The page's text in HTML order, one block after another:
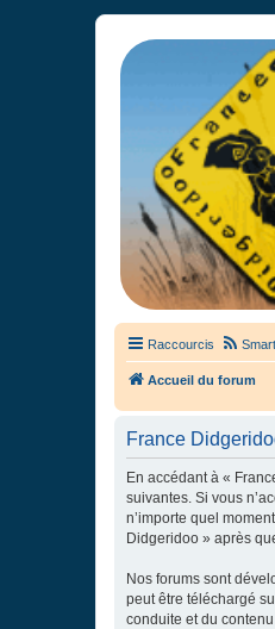
France
Didgeridoo et
Raccourcis
Accueil du forum
France
En accédant à «
suivantes. Si vous
n’importe quel
Didgeridoo » après
Nos forums sont
peut être téléchargé
conduite et du